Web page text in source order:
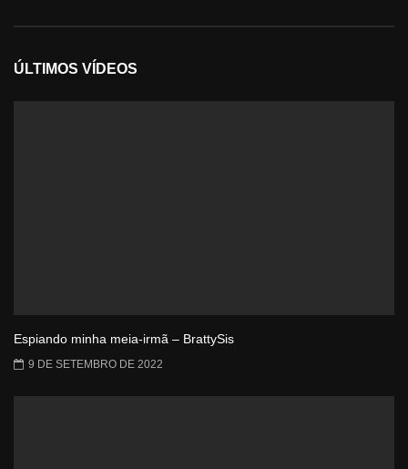
ÚLTIMOS VÍDEOS
Espiando minha meia-irmã – BrattySis
9 DE SETEMBRO DE 2022